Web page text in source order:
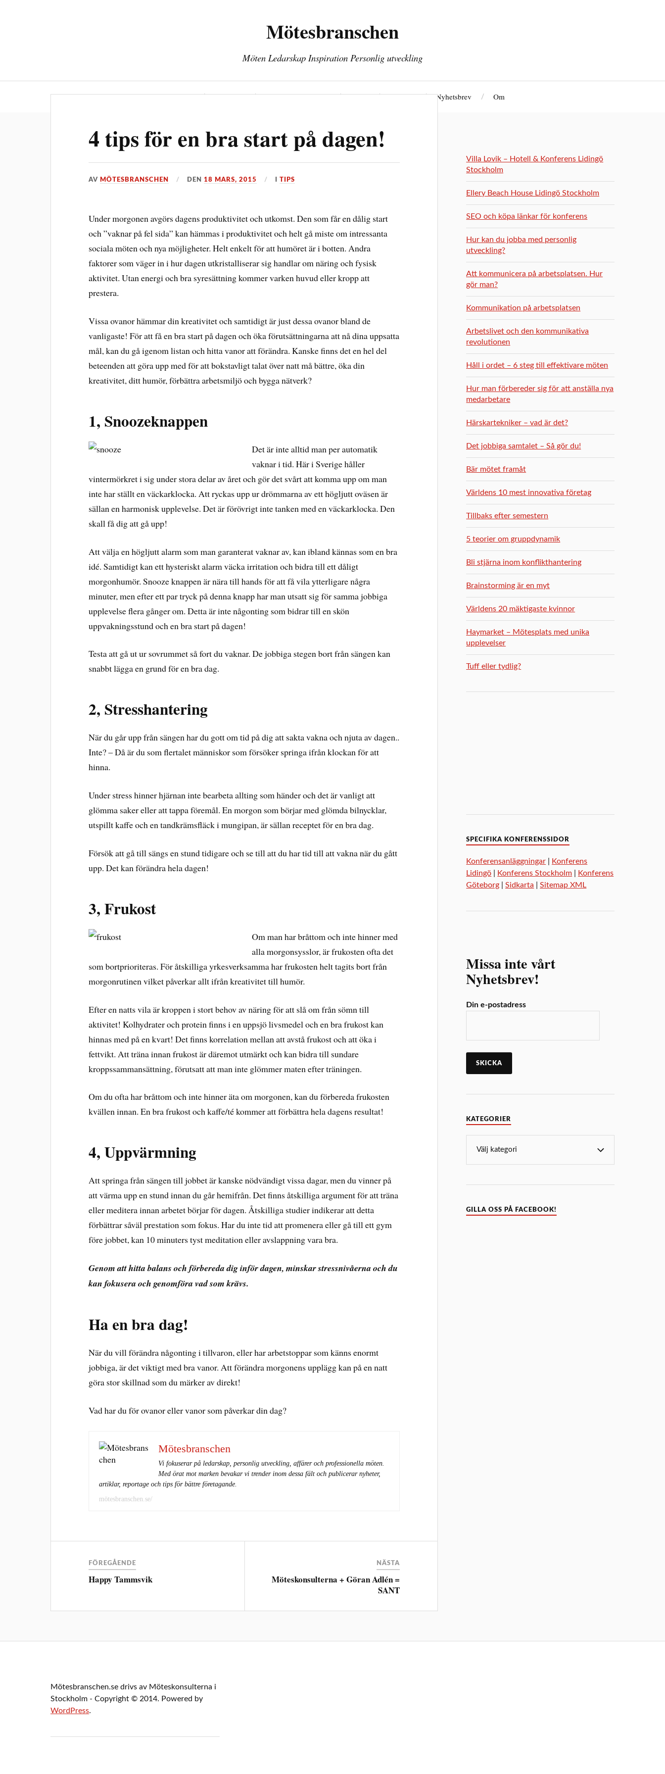
Mötesbranschen
Möten Ledarskap Inspiration Personlig utveckling
Ledarskap Möten Personlig utveckling Hälsa Kontakt Nyhetsbrev Om
4 tips för en bra start på dagen!
AV MÖTESBRANSCHEN DEN18 MARS, 2015 ITIPS
Under morgonen avgörs dagens produktivitet och utkomst. Den som får en dålig start
och ”vaknar på fel sida” kan hämmas i produktivitet och helt gå miste om intressanta
sociala möten och nya möjligheter. Helt enkelt för att humöret är i botten. Andra
faktorer som väger in i hur dagen utkristalliserar sig handlar om näring och fysisk
aktivitet. Utan energi och bra syresättning kommer varken huvud eller kropp att
prestera.
Vissa ovanor hämmar din kreativitet och samtidigt är just dessa ovanor bland de
vanligaste! För att få en bra start på dagen och öka förutsättningarna att nå dina uppsatta
mål, kan du gå igenom listan och hitta vanor att förändra. Kanske finns det en hel del
beteenden att göra upp med för att bokstavligt talat över natt må bättre, öka din
kreativitet, ditt humör, förbättra arbetsmiljö och bygga nätverk?
1, Snoozeknappen
Det är inte alltid man per automatik
vaknar i tid. Här i Sverige håller
vintermörkret i sig under stora delar av året och gör det svårt att komma upp om man
inte har ställt en väckarklocka. Att ryckas upp ur drömmarna av ett högljutt oväsen är
sällan en harmonisk upplevelse. Det är förövrigt inte tanken med en väckarklocka. Den
skall få dig att gå upp!
Att välja en högljutt alarm som man garanterat vaknar av, kan ibland kännas som en bra
idé. Samtidigt kan ett hysteriskt alarm väcka irritation och bidra till ett dåligt
morgonhumör. Snooze knappen är nära till hands för att få vila ytterligare några
minuter, men efter ett par tryck på denna knapp har man utsatt sig för samma jobbiga
upplevelse flera gånger om. Detta är inte någonting som bidrar till en skön
uppvakningsstund och en bra start på dagen!
Testa att gå ut ur sovrummet så fort du vaknar. De jobbiga stegen bort från sängen kan
snabbt lägga en grund för en bra dag.
2, Stresshantering
När du går upp från sängen har du gott om tid på dig att sakta vakna och njuta av dagen..
Inte? – Då är du som flertalet människor som försöker springa ifrån klockan för att
hinna.
Under stress hinner hjärnan inte bearbeta allting som händer och det är vanligt att
glömma saker eller att tappa föremål. En morgon som börjar med glömda bilnycklar,
utspillt kaffe och en tandkrämsfläck i mungipan, är sällan receptet för en bra dag.
Försök att gå till sängs en stund tidigare och se till att du har tid till att vakna när du gått
upp. Det kan förändra hela dagen!
3, Frukost
Om man har bråttom och inte hinner med
alla morgonsysslor, är frukosten ofta det
som bortprioriteras. För åtskilliga yrkesverksamma har frukosten helt tagits bort från
morgonrutinen vilket påverkar allt ifrån kreativitet till humör.
Efter en natts vila är kroppen i stort behov av näring för att slå om från sömn till
aktivitet! Kolhydrater och protein finns i en uppsjö livsmedel och en bra frukost kan
hinnas med på en kvart! Det finns korrelation mellan att avstå frukost och att öka i
fettvikt. Att träna innan frukost är däremot utmärkt och kan bidra till sundare
kroppssammansättning, förutsatt att man inte glömmer maten efter träningen.
Om du ofta har bråttom och inte hinner äta om morgonen, kan du förbereda frukosten
kvällen innan. En bra frukost och kaffe/té kommer att förbättra hela dagens resultat!
4, Uppvärmning
Att springa från sängen till jobbet är kanske nödvändigt vissa dagar, men du vinner på
att värma upp en stund innan du går hemifrån. Det finns åtskilliga argument för att träna
eller meditera innan arbetet börjar för dagen. Åtskilliga studier indikerar att detta
förbättrar såväl prestation som fokus. Har du inte tid att promenera eller gå till ett gym
före jobbet, kan 10 minuters tyst meditation eller avslappning vara bra.
Genom att hitta balans och förbereda dig inför dagen, minskar stressnivåerna och du
kan fokusera och genomföra vad som krävs.
Ha en bra dag!
När du vill förändra någonting i tillvaron, eller har arbetstoppar som känns enormt
jobbiga, är det viktigt med bra vanor. Att förändra morgonens upplägg kan på en natt
göra stor skillnad som du märker av direkt!
Vad har du för ovanor eller vanor som påverkar din dag?
Mötesbranschen
Vi fokuserar på ledarskap, personlig utveckling, affärer och professionella möten.
Med örat mot marken bevakar vi trender inom dessa fält och publicerar nyheter,
artiklar, reportage och tips för bättre företagande.
mötesbranschen.se/
FÖREGÅENDE
Happy Tammsvik
NÄSTA
Möteskonsulterna + Göran Adlén =
SANT
Villa Lovik – Hotell & Konferens Lidingö
Stockholm
Ellery Beach House Lidingö Stockholm
SEO och köpa länkar för konferens
Hur kan du jobba med personlig
utveckling?
Att kommunicera på arbetsplatsen. Hur
gör man?
Kommunikation på arbetsplatsen
Arbetslivet och den kommunikativa
revolutionen
Håll i ordet – 6 steg till effektivare möten
Hur man förbereder sig för att anställa nya
medarbetare
Härskartekniker – vad är det?
Det jobbiga samtalet – Så gör du!
Bär mötet framåt
Världens 10 mest innovativa företag
Tillbaks efter semestern
5 teorier om gruppdynamik
Bli stjärna inom konflikthantering
Brainstorming är en myt
Världens 20 mäktigaste kvinnor
Haymarket – Mötesplats med unika
upplevelser
Tuff eller tydlig?
SPECIFIKA KONFERENSSIDOR
Konferensanläggningar
Konferens
Lidingö
Konferens Stockholm
Konferens
Göteborg |Sidkarta |Sitemap XML
Missa inte vårt
Nyhetsbrev!
Din e-postadress
KATEGORIER
GILLA OSS PÅ FACEBOOK!
Mötesbranschen.se drivs av Möteskonsulterna i
Stockholm - Copyright © 2014. Powered by
WordPress.